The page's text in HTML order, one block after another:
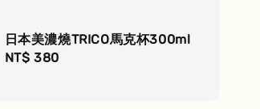
日本美濃燒TRICO馬克杯300ml
Regular
NT$ 380